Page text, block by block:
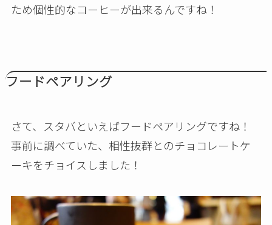
ため個性的なコーヒーが出来るんですね！
フードペアリング
さて、スタバといえばフードペアリングですね！
事前に調べていた、相性抜群とのチョコレートケ
ーキをチョイスしました！